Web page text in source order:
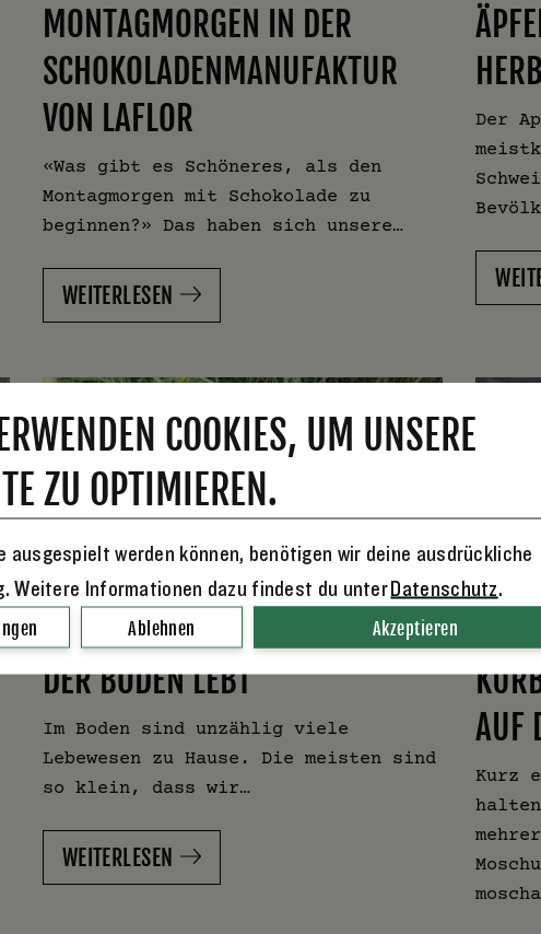
MONTAGMORGEN IN DER
SCHOKOLADENMANUFAKTUR
VON LAFLOR
«Was gibt es Schöneres, als den
Montagmorgen mit Schokolade zu
beginnen?» Das haben sich unsere…
WEITERLESEN
Der
7. November 2025
DER BODEN LEBT
Im Boden sind unzählig viele
Lebewesen zu Hause. Die meisten sind
so klein, dass wir…
WEITERLESEN
18.
AUF
Kurz
COOKIES, UM UNSERE
ZU OPTIMIEREN.
ausgespielt werden können, benötigen wir deine ausdrückliche
Weitere Informationen dazu findest du unterDatenschutz.
Ablehnen Akzeptieren